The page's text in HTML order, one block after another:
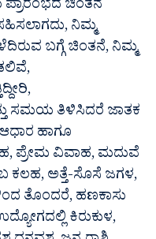
ಚಿಂತನೆ
ನಿಮ್ಮ
ಬಗ್ಗೆ ಚಿಂತನೆ, ನಿಮ್ಮ
ಸಮಯ ತಿಳಿಸಿದರೆ ಜಾತಕ
ಹಾಗೂ
ಪ್ರೇಮ ವಿವಾಹ, ಮದುವೆ
ಕಲಹ, ಅತ್ತೆ-ಸೊಸೆ ಜಗಳ,
ತೊಂದರೆ, ಹಣಕಾಸು
ಕಿರುಕುಳ,